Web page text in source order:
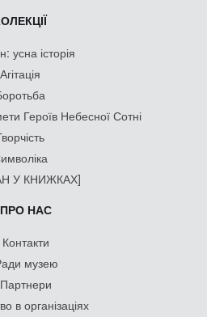
усна історія
Агітація
Героїв Небесної Сотні
У КНИЖКАХ]
ПРО НАС
Контакти
музею
Партнери
в організаціях